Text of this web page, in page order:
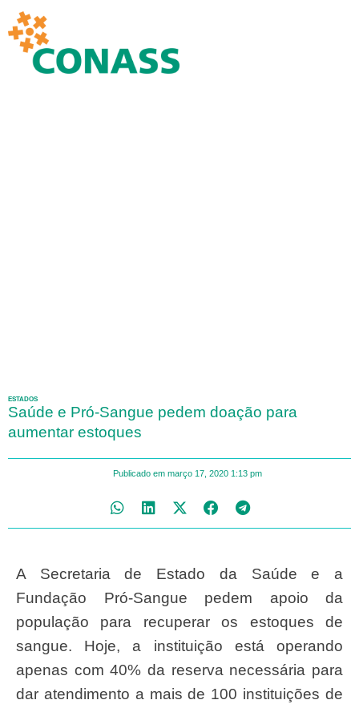
ESTADOS
Saúde e Pró-Sangue pedem doação para
aumentar estoques
Publicado em março 17, 2020 1:13 pm
A Secretaria de Estado da Saúde e a
Fundação Pró-Sangue pedem apoio da
população para recuperar os estoques de
sangue. Hoje, a instituição está operando
apenas com 40% da reserva necessária para
dar atendimento a mais de 100 instituições de